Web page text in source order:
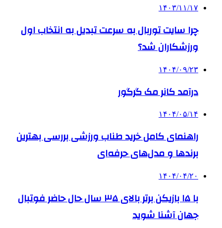
۱۴۰۳/۱۱/۱۷
چرا سایت توربال به ‌سرعت تبدیل به انتخاب اول
ورزشکاران شد؟
۱۴۰۴/۰۹/۲۳
درآمد کانر مک گرگور
۱۴۰۴/۰۵/۱۴
راهنمای کامل خرید طناب ورزشی بررسی بهترین
برندها و مدل‌های حرفه‌ای
۱۴۰۴/۰۴/۲۰
با ۱۵ بازیکن برتر بالای ۳۵ سال حال حاضر فوتبال
جهان آشنا شوید